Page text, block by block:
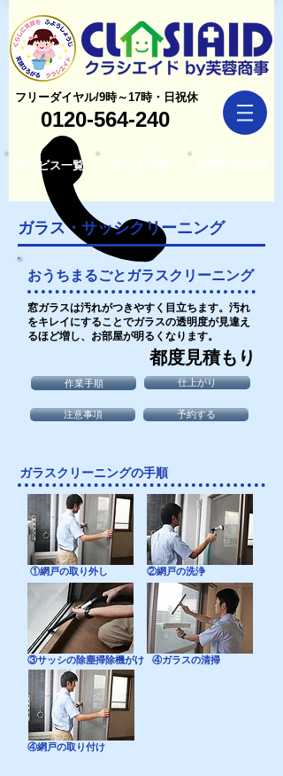
フリーダイヤル/9時～17時・日祝休
0120-564-240
サービス一覧
ガラス・サッシクリーニング
おうちまるごとガラスクリーニング
窓ガラスは汚れがつきやすく目立ちます。汚れ
をキレイにすることでガラスの透明度が見違え
るほど増し、お部屋が明るくなります。
都度見積もり
作業手順
注意事項
仕上がり
予約する
ガラスクリーニングの手順
①網戸の取り外し
③サッシの除塵掃除機がけ
②網戸の洗浄
④ガラスの清掃
④網戸の取り付け